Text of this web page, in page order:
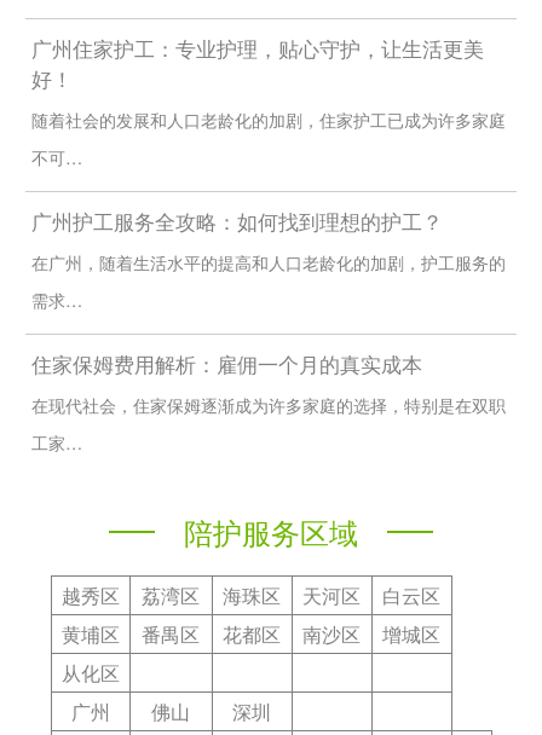
广州住家护工：专业护理，贴心守护，让生活更美
好！
随着社会的发展和人口老龄化的加剧，住家护工已成为许多家庭
不可…
广州护工服务全攻略：如何找到理想的护工？
在广州，随着生活水平的提高和人口老龄化的加剧，护工服务的
需求…
住家保姆费用解析：雇佣一个月的真实成本
在现代社会，住家保姆逐渐成为许多家庭的选择，特别是在双职
工家…
陪护服务区域
越秀区 荔湾区 海珠区 天河区
白云区
黄埔区
番禺区 花都区 南沙区
增城区
从化区
广州
佛山 深圳